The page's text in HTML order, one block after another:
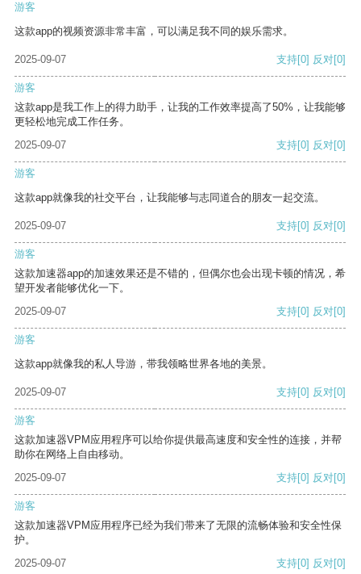
游客
这款app的视频资源非常丰富，可以满足我不同的娱乐需求。
2025-09-07 支持[0] 反对[0]
游客
这款app是我工作上的得力助手，让我的工作效率提高了50%，让我能够
更轻松地完成工作任务。
2025-09-07
支持[0] 反对[0]
游客
这款app就像我的社交平台，让我能够与志同道合的朋友一起交流。
2025-09-07 支持[0] 反对[0]
游客
这款加速器app的加速效果还是不错的，但偶尔也会出现卡顿的情况，希
望开发者能够优化一下。
2025-09-07
支持[0] 反对[0]
游客
这款app就像我的私人导游，带我领略世界各地的美景。
2025-09-07 支持[0] 反对[0]
游客
这款加速器VPM应用程序可以给你提供最高速度和安全性的连接，并帮
助你在网络上自由移动。
2025-09-07
支持[0] 反对[0]
游客
这款加速器VPM应用程序已经为我们带来了无限的流畅体验和安全性保
护。
2025-09-07
支持[0] 反对[0]